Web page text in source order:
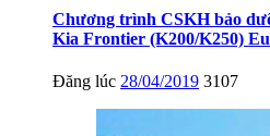
Chương trình CSKH bảo
Kia Frontier (K200/K250)
Đăng lúc 28/04/2019 3107